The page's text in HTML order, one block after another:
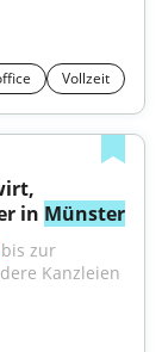
Vollzeit
in Münster
bis zur
Kanzleien